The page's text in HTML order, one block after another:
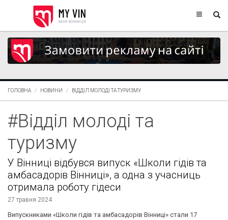
ГОЛОВНА НОВИНИ ВІДДІЛ МОЛОДІ ТА ТУРИЗМУ
#Відділ молоді та
туризму
У Вінниці відбувся випуск «Школи гідів та
амбасадорів Вінниці», а одна з учасниць
отримала роботу гідеси
27 травня 2024
Випускниками «Школи гідів та амбасадорів Вінниці» стали 17